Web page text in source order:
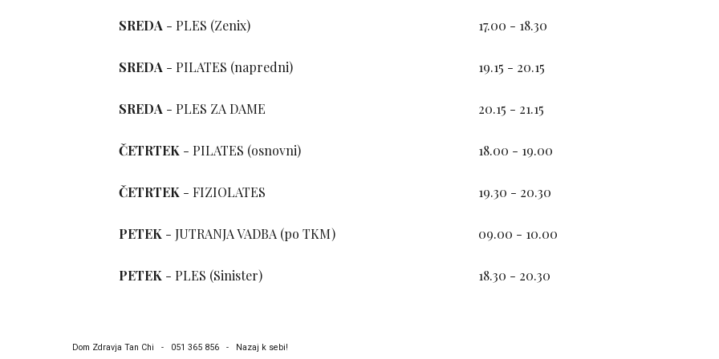
SREDA - PLES (Zenix) 17.00 - 18.30
SREDA - PILATES (napredni) 19.15 - 20.15
SREDA - PLES ZA DAME 20.15 - 21.15
ČETRTEK - PILATES (osnovni) 18.00 - 19.00
ČETRTEK -FIZIOLATES 19.30 - 20.30
PETEK - JUTRANJA VADBA (po TKM) 09.00 - 10.00
PETEK - PLES (Sinister) 18.30 - 20.30
Dom Zdravja Tan Chi - 051 365 856 - Nazaj k sebi!